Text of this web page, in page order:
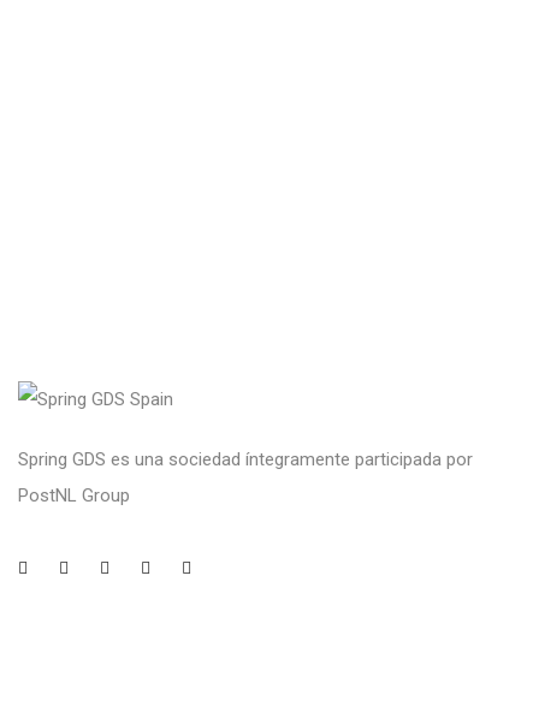
Spring GDS es una sociedad íntegramente participada por
PostNL Group